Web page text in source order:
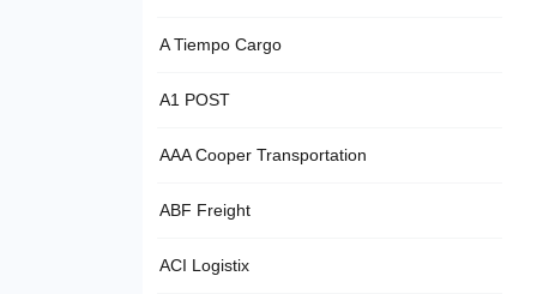
A Tiempo Cargo
A1 POST
AAA Cooper Transportation
ABF Freight
ACI Logistix